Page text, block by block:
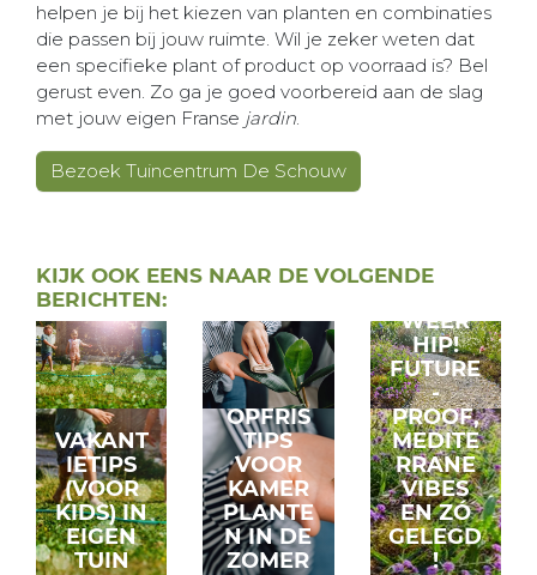
helpen je bij het kiezen van planten en combinaties
die passen bij jouw ruimte. Wil je zeker weten dat
een specifieke plant of product op voorraad is? Bel
gerust even. Zo ga je goed voorbereid aan de slag
met jouw eigen Franse jardin.
Bezoek Tuincentrum De Schouw
KIJK OOK EENS NAAR DE VOLGENDE
BERICHTEN:
VAKANT
IETIPS
(VOOR
KIDS) IN
EIGEN
TUIN
OPFRIS
TIPS
VOOR
KAMER
PLANTE
N IN DE
ZOMER
GRIND
WEER
HIP!
FUTURE
-
PROOF,
MEDITE
RRANE
VIBES
EN ZÓ
GELEGD
!